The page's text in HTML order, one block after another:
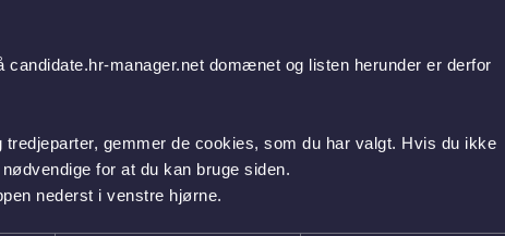
manager.net domænet og listen herunder er derfor
gemmer de cookies, som du har valgt. Hvis du ikke
for at du kan bruge siden.
nederst i venstre hjørne.